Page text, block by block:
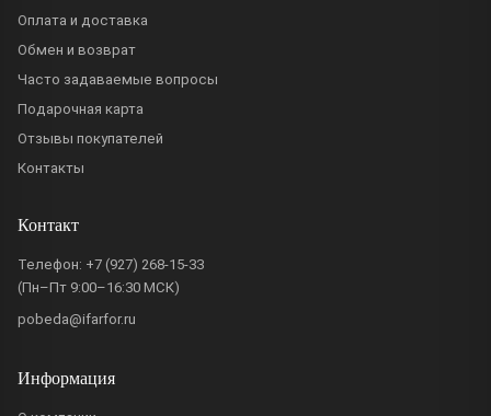
Оплата и доставка
Обмен и возврат
Часто задаваемые вопросы
Подарочная карта
Отзывы покупателей
Контакты
Контакт
Телефон: +7 (927) 268-15-33
(Пн–Пт 9:00–16:30 МСК)
pobeda@ifarfor.ru
Информация